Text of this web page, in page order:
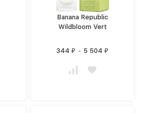
Banana Republic
Wildbloom Vert
344₽ - 5 504₽